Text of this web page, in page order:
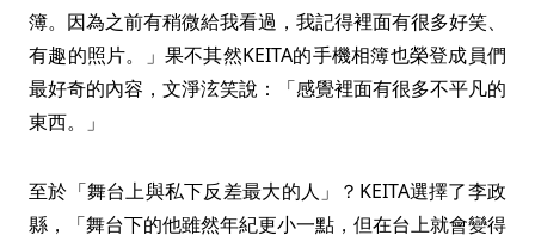
簿。因為之前有稍微給我看過，我記得裡面有很多好笑、
有趣的照片。」果不其然KEITA的手機相簿也榮登成員們
最好奇的內容，文淨泫笑說：「感覺裡面有很多不平凡的
東西。」
至於「舞台上與私下反差最大的人」？KEITA選擇了李政
縣，「舞台下的他雖然年紀更小一點，但在台上就會變得